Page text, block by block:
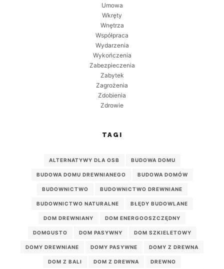
Umowa
Wkręty
Wnętrza
Współpraca
Wydarzenia
Wykończenia
Zabezpieczenia
Zabytek
Zagrożenia
Zdobienia
Zdrowie
TAGI
ALTERNATYWY DLA OSB BUDOWA DOMU
BUDOWA DOMU DREWNIANEGO BUDOWA DOMÓW
BUDOWNICTWO BUDOWNICTWO DREWNIANE
BUDOWNICTWO NATURALNE BŁĘDY BUDOWLANE
DOM DREWNIANY DOM ENERGOOSZCZĘDNY
DOMGUSTO DOM PASYWNY DOM SZKIELETOWY
DOMY DREWNIANE DOMY PASYWNE DOMY Z DREWNA
DOM Z BALI DOM Z DREWNA DREWNO